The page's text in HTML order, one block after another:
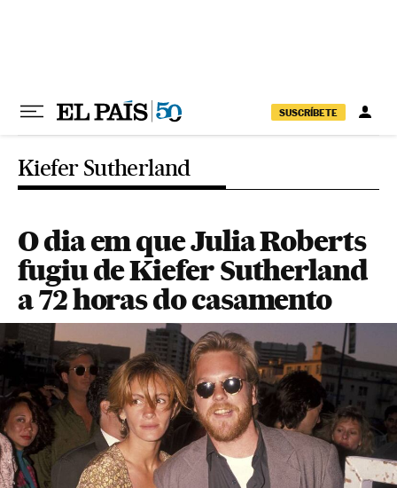
SUSCRÍBETE
Kiefer Sutherland
O dia em que Julia Roberts
fugiu de Kiefer Sutherland
a 72 horas do casamento